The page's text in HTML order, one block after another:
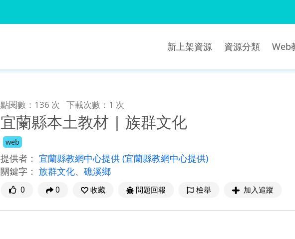
新上架資源 資源分類 Web
點閱數：136 次 下載次數：1 次
宜蘭縣本土教材 | 族群文化
web
提供者： 宜蘭縣教網中心提供 (宜蘭縣教網中心提供)
關鍵字： 族群文化、 礁溪鄉
0 0 收藏 問題回報 檢舉 加入追蹤